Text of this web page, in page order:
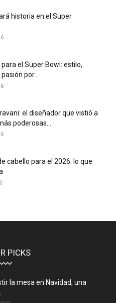
historia en el Super
el Super Bowl: estilo,
por...
el diseñador que vistió a
poderosas...
cabello para el 2026: lo que
PICKS
la mesa en Navidad, una